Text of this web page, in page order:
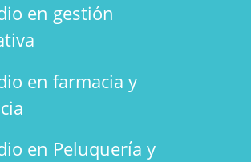
en gestión
en farmacia y
en Peluquería y